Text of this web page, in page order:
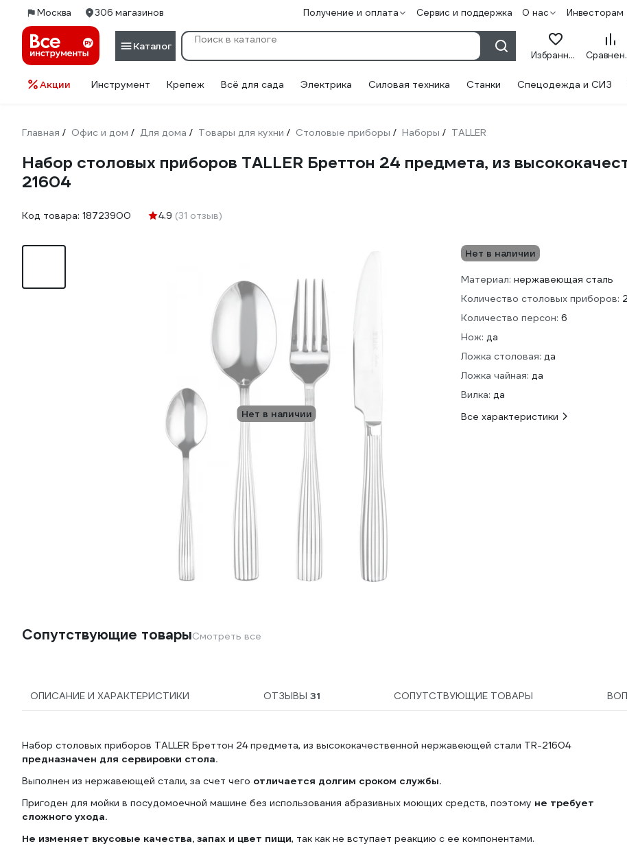
Москва 306 магазинов Получение и оплата Сервис и поддержка О нас Инвесторам
Каталог
Избранное
Акции Инструмент Крепеж Всё для сада Электрика Силовая техника Станки Спецодежда и СИЗ
Главная / Офис и дом / Для дома / Товары для кухни / Столовые приборы / Наборы / TALLER
Набор столовых приборов TALLER Бреттон 24 предмета, из
21604
Код товара: 18723900 4.9 (31 отзыв)
Нет в наличии
Нет в наличии
Материал: нержавеющая сталь
Количество столовых приборов:
Количество персон: 6
Нож: да
Ложка столовая: да
Ложка чайная: да
Вилка: да
Все характеристики
Сопутствующие товарыСмотреть все
ОПИСАНИЕ И ХАРАКТЕРИСТИКИ ОТЗЫВЫ 31 СОПУТСТВУЮЩИЕ ТОВАРЫ
Набор столовых приборов TALLER Бреттон 24 предмета, из высококачественной нержавеющей стали TR-21604
предназначен для сервировки стола.
Выполнен из нержавеющей стали, за счет чего отличается долгим сроком службы.
Пригоден для мойки в посудомоечной машине без использования абразивных моющих средств, поэтому не требует
сложного ухода.
Не изменяет вкусовые качества, запах и цвет пищи, так как не вступает реакцию с ее компонентами.